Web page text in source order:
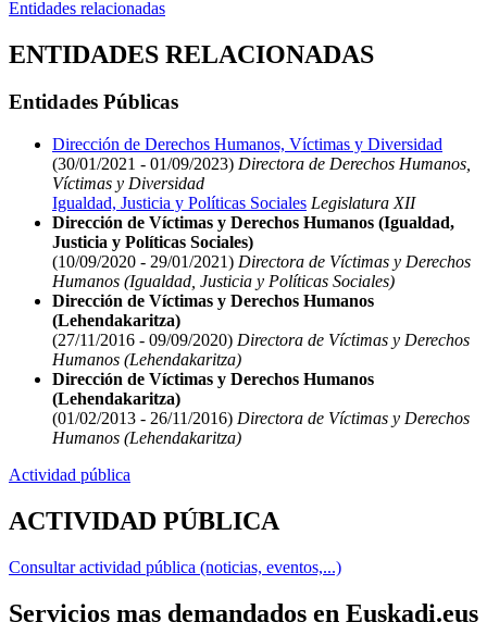
Entidades relacionadas
ENTIDADES RELACIONADAS
Entidades Públicas
Dirección de Derechos Humanos, Víctimas y Diversidad
(30/01/2021 - 01/09/2023) Directora de Derechos Humanos,
Víctimas y Diversidad
Igualdad, Justicia y Políticas Sociales Legislatura XII
Dirección de Víctimas y Derechos Humanos (Igualdad,
Justicia y Políticas Sociales)
(10/09/2020 - 29/01/2021) Directora de Víctimas y Derechos
Humanos (Igualdad, Justicia y Políticas Sociales)
Dirección de Víctimas y Derechos Humanos
(Lehendakaritza)
(27/11/2016 - 09/09/2020) Directora de Víctimas y Derechos
Humanos (Lehendakaritza)
Dirección de Víctimas y Derechos Humanos
(Lehendakaritza)
(01/02/2013 - 26/11/2016) Directora de Víctimas y Derechos
Humanos (Lehendakaritza)
Actividad pública
ACTIVIDAD PÚBLICA
Consultar actividad pública (noticias, eventos,...)
Servicios mas demandados en Euskadi.eus